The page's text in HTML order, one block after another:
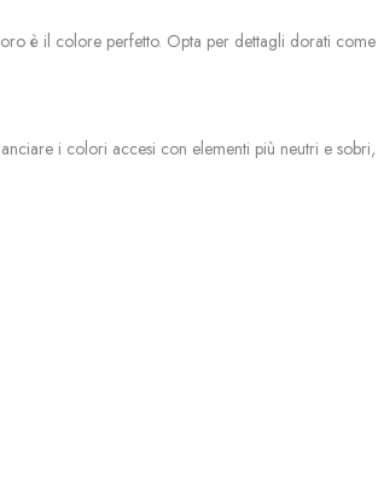
è il colore perfetto. Opta per dettagli dorati
i colori accesi con elementi più neutri e